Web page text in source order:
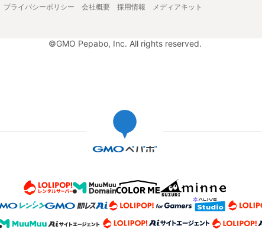
プライバシーポリシー 会社概要 採用情報 メディアキット
©GMO Pepabo, Inc. All rights reserved.